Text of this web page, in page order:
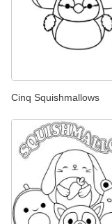
Cinq Squishmallows